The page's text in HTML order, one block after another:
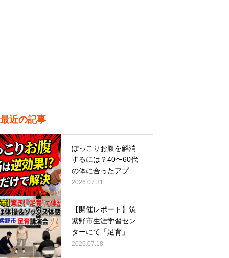
最近の記事
ぽっこりお腹を解消
するには？40〜60代
の体に合ったアプロ
ーチ
2026.07.31
【開催レポート】筑
紫野市生涯学習セン
ターにて「足育」講
演会に登壇し…
2026.07.18